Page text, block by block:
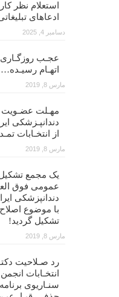
استعلام نظر
ادعاهای
دسامبر 4, 2025
عجـب روزگـاری
اتهـام
مارس 8, 2019
مهـلت عضـویت
از انتخـابات
مارس 8, 2019
یک مجمع
عمومی فوق
با موضوع
تشکیل گردید!
مارس 8, 2019
رد صـلاحیت
انتخـابات
سنـاریوی